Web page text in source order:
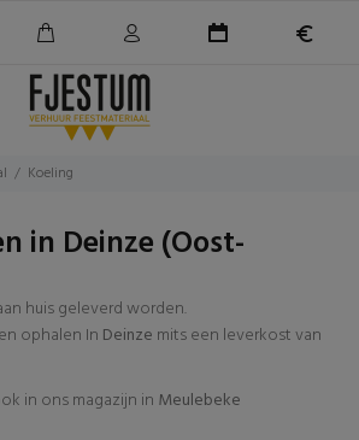
Koeling
in Deinze (Oost-
huis geleverd worden.
ophalen In Deinze mits een leverkost van
in ons magazijn in Meulebeke